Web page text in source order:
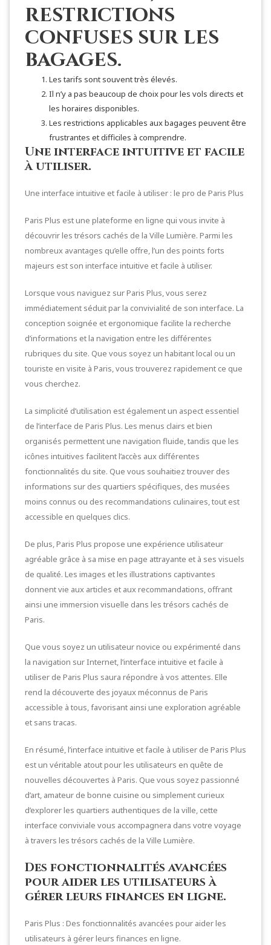
restrictions
confuses sur les
bagages.
Les tarifs sont souvent très élevés.
Il n’y a pas beaucoup de choix pour les vols directs et
les horaires disponibles.
Les restrictions applicables aux bagages peuvent être
frustrantes et difficiles à comprendre.
Une interface intuitive et facile
à utiliser.
Une interface intuitive et facile à utiliser : le pro de Paris Plus
Paris Plus est une plateforme en ligne qui vous invite à
découvrir les trésors cachés de la Ville Lumière. Parmi les
nombreux avantages qu’elle offre, l’un des points forts
majeurs est son interface intuitive et facile à utiliser.
Lorsque vous naviguez sur Paris Plus, vous serez
immédiatement séduit par la convivialité de son interface. La
conception soignée et ergonomique facilite la recherche
d’informations et la navigation entre les différentes
rubriques du site. Que vous soyez un habitant local ou un
touriste en visite à Paris, vous trouverez rapidement ce que
vous cherchez.
La simplicité d’utilisation est également un aspect essentiel
de l’interface de Paris Plus. Les menus clairs et bien
organisés permettent une navigation fluide, tandis que les
icônes intuitives facilitent l’accès aux différentes
fonctionnalités du site. Que vous souhaitiez trouver des
informations sur des quartiers spécifiques, des musées
moins connus ou des recommandations culinaires, tout est
accessible en quelques clics.
De plus, Paris Plus propose une expérience utilisateur
agréable grâce à sa mise en page attrayante et à ses visuels
de qualité. Les images et les illustrations captivantes
donnent vie aux articles et aux recommandations, offrant
ainsi une immersion visuelle dans les trésors cachés de
Paris.
Que vous soyez un utilisateur novice ou expérimenté dans
la navigation sur Internet, l’interface intuitive et facile à
utiliser de Paris Plus saura répondre à vos attentes. Elle
rend la découverte des joyaux méconnus de Paris
accessible à tous, favorisant ainsi une exploration agréable
et sans tracas.
En résumé, l’interface intuitive et facile à utiliser de Paris Plus
est un véritable atout pour les utilisateurs en quête de
nouvelles découvertes à Paris. Que vous soyez passionné
d’art, amateur de bonne cuisine ou simplement curieux
d’explorer les quartiers authentiques de la ville, cette
interface conviviale vous accompagnera dans votre voyage
à travers les trésors cachés de la Ville Lumière.
Des fonctionnalités avancées
pour aider les utilisateurs à
gérer leurs finances en ligne.
Paris Plus : Des fonctionnalités avancées pour aider les
utilisateurs à gérer leurs finances en ligne.